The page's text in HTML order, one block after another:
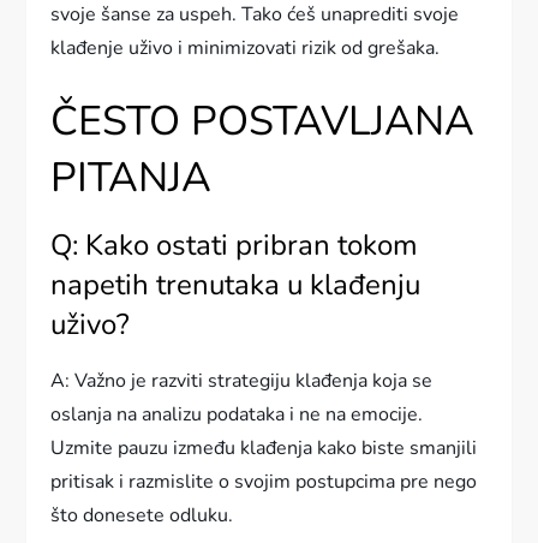
svoje šanse za uspeh. Tako ćeš unaprediti svoje
klađenje uživo i minimizovati rizik od grešaka.
ČESTO POSTAVLJANA
PITANJA
Q: Kako ostati pribran tokom
napetih trenutaka u klađenju
uživo?
A: Važno je razviti strategiju klađenja koja se
oslanja na analizu podataka i ne na emocije.
Uzmite pauzu između klađenja kako biste smanjili
pritisak i razmislite o svojim postupcima pre nego
što donesete odluku.